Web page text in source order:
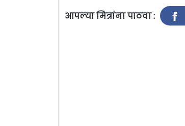
आपल्या मित्रांना पाठवा :